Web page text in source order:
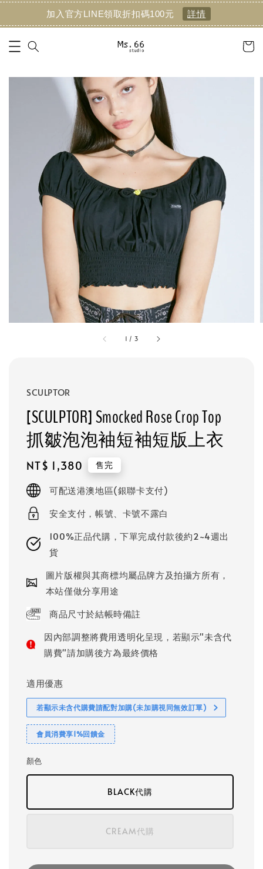
加入官方LINE領取折扣碼100元 詳情
1 / 3
SCULPTOR
[SCULPTOR] Smocked Rose Crop Top
抓皺泡泡袖短袖短版上衣
Regular
price
NT$ 1,380 售完
可配送港澳地區(銀聯卡支付)
安全支付，帳號、卡號不露白
100%正品代購，下單完成付款後約2~4週出
貨
圖片版權與其商標均屬品牌方及拍攝方所有，
本站僅做分享用途
商品尺寸於結帳時備註
因內部調整將費用透明化呈現，若顯示"未含代
購費"請加購後方為最終價格
適用優惠
若顯示未含代購費請配對加購(未加購視同無效訂單)
會員消費享1%回饋金
顏色
BLACK代購
CREAM代購